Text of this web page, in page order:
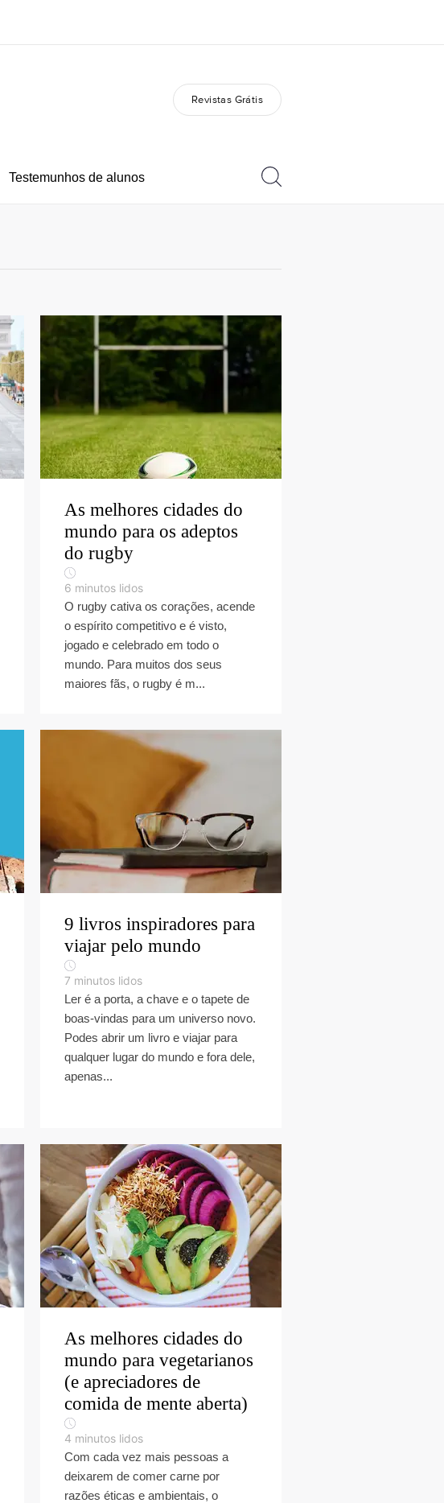
Carreiras
Revistas Grátis
Testemunhos de alunos
As melhores cidades do
mundo para os adeptos
do rugby
6 minutos lidos
O rugby cativa os corações, acende
o espírito competitivo e é visto,
jogado e celebrado em todo o
mundo. Para muitos dos seus
maiores fãs, o rugby é m...
9 livros inspiradores para
viajar pelo mundo
7 minutos lidos
Ler é a porta, a chave e o tapete de
boas-vindas para um universo novo.
Podes abrir um livro e viajar para
qualquer lugar do mundo e fora dele,
apenas...
As melhores cidades do
mundo para vegetarianos
(e apreciadores de
comida de mente aberta)
4 minutos lidos
Com cada vez mais pessoas a
deixarem de comer carne por
razões éticas e ambientais, o